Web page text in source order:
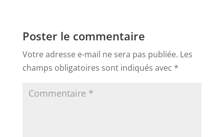
Poster le commentaire
Votre adresse e-mail ne sera pas publiée. Les
champs obligatoires sont indiqués avec *